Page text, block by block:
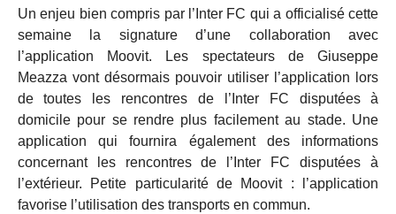
Un enjeu bien compris par l’Inter FC qui a officialisé cette
semaine la signature d’une collaboration avec
l’application Moovit. Les spectateurs de Giuseppe
Meazza vont désormais pouvoir utiliser l’application lors
de toutes les rencontres de l’Inter FC disputées à
domicile pour se rendre plus facilement au stade. Une
application qui fournira également des informations
concernant les rencontres de l’Inter FC disputées à
l’extérieur. Petite particularité de Moovit : l’application
favorise l’utilisation des transports en commun.